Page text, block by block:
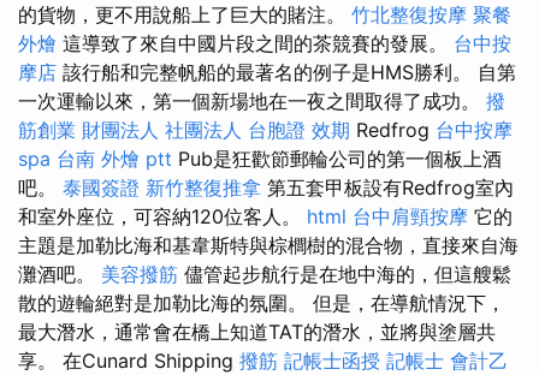
的貨物，更不用說船上了巨大的賭注。 竹北整復按摩 聚餐
外燴 這導致了來自中國片段之間的茶競賽的發展。 台中按
摩店 該行船和完整帆船的最著名的例子是HMS勝利。 自第
一次運輸以來，第一個新場地在一夜之間取得了成功。 撥
筋創業 財團法人 社團法人 台胞證 效期 Redfrog 台中按摩
spa 台南 外燴 ptt Pub是狂歡節郵輪​​公司的第一個板上酒
吧。 泰國簽證 新竹整復推拿 第五套甲板設有Redfrog室內
和室外座位，可容納120位客人。 html 台中肩頸按摩 它的
主題是加勒比海和基韋斯特與棕櫚樹的混合物，直接來自海
灘酒吧。 美容撥筋 儘管起步航行是在地中海的，但這艘鬆
散的遊輪絕對是加勒比海的氛圍。 但是，在導航情況下，
最大潛水，通常會在橋上知道TAT的潛水，並將與塗層共
享。 在Cunard Shipping 撥筋 記帳士函授 記帳士 會計乙